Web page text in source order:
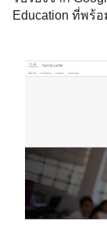
Education ที่พร้อ